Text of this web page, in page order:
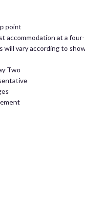
point
accommodation at a
will vary according to
Two